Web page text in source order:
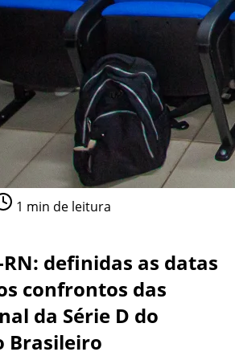
1 min de leitura
definidas as datas
confrontos das
da Série D do
Brasileiro